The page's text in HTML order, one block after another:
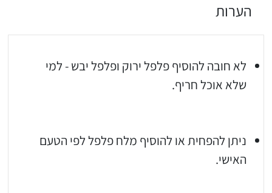
הערות
לא חובה להוסיף פלפל ירוק ופלפל יבש - למי
שלא אוכל חריף.
ניתן להפחית או להוסיף מלח פלפל לפי הטעם
האישי.